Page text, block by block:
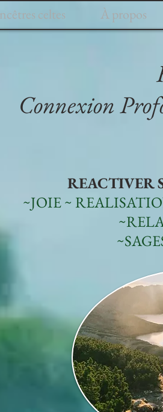
Connexion
REACTIVER
~JOIE ~
celtes À propos